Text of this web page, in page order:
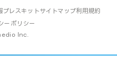
プレスキットサイトマップ利用規約
ーポリシー
Inc.